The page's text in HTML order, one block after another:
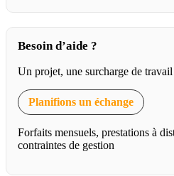
Besoin d’aide ?
Un projet, une surcharge de travail
Planifions un échange
Forfaits mensuels, prestations à
contraintes de gestion